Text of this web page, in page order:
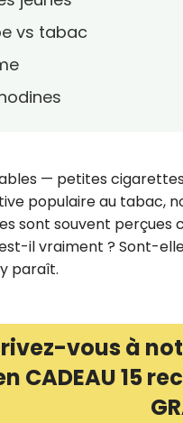
vs tabac
— petites
populaire au tabac,
sont souvent perçues
il vraiment ? Sont-
paraît.
vous à
CADEAU 15